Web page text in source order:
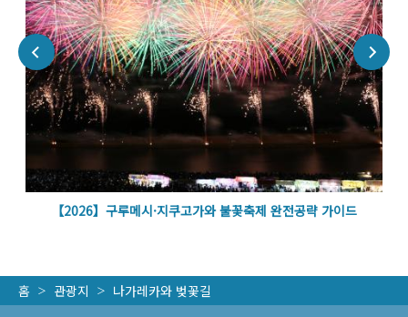
【2026】구루메시·지쿠고가와 불꽃축제 완전공략 가이드
홈 관광지 나가레카와 벚꽃길